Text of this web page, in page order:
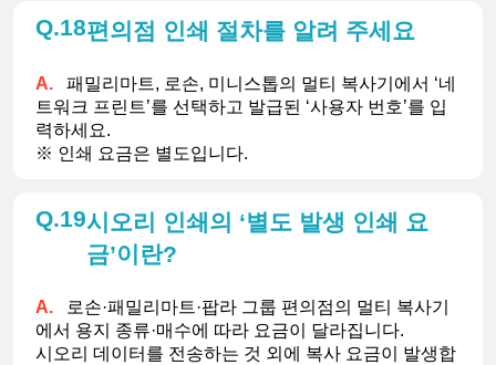
18편의점 인쇄 절차를 알려 주세요
패밀리마트, 로손, 미니스톱의 멀티 복사기에서 ‘네
트워크 프린트’를 선택하고 발급된 ‘사용자 번호’를 입
력하세요.
※ 인쇄 요금은 별도입니다.
19시오리 인쇄의 ‘별도 발생 인쇄 요
금’이란?
로손·패밀리마트·팝라 그룹 편의점의 멀티 복사기
에서 용지 종류·매수에 따라 요금이 달라집니다.
시오리 데이터를 전송하는 것 외에 복사 요금이 발생합